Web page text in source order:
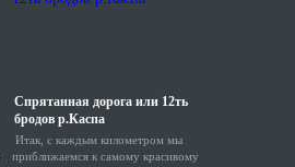
Спрятанная дорога или 12ть
бродов р.Каспа
Итак, с каждым километром мы
приближаемся к самому красивому